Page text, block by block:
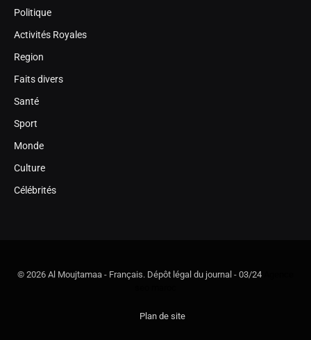
Politique
Activités Royales
Region
Faits divers
Santé
Sport
Monde
Culture
Célébrités
© 2026 Al Moujtamaa - Français. Dépôt légal du journal - 03/24
Plan de site